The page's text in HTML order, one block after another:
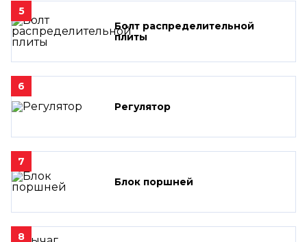
5
Болт распределительной
плиты
6
Регулятор
7
Блок поршней
8